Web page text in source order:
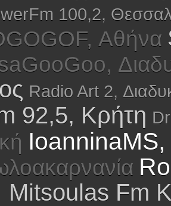
100,2,
Αθήνα
Radio Art 2,
92,5, Κρήτη
Mitsoulas Fm